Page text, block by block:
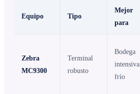
Equipo Tipo
Mejor
para
Zebra
MC9300
Terminal
robusto
Bodega
intensiva,
frío